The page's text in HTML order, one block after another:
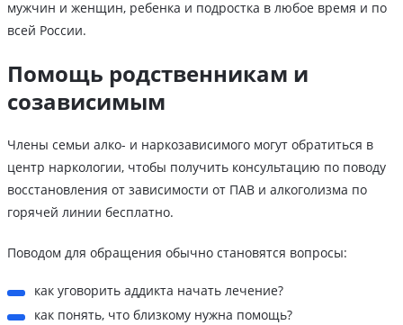
мужчин и женщин, ребенка и подростка в любое время и по
всей России.
Помощь родственникам и
созависимым
Члены семьи алко- и наркозависимого могут обратиться в
центр наркологии, чтобы получить консультацию по поводу
восстановления от зависимости от ПАВ и алкоголизма по
горячей линии бесплатно.
Поводом для обращения обычно становятся вопросы:
как уговорить аддикта начать лечение?
как понять, что близкому нужна помощь?